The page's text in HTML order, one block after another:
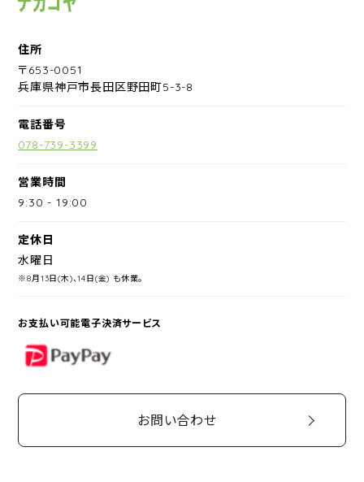
住所
〒653-0051
兵庫県神戸市長田区野田町5-3-8
電話番号
078-739-3399
営業時間
9:30 -19:00
定休日
水曜日
※8月13日(木)、14日(金) も休業。
お支払い可能電子決済サービス
PayPay
お問い合わせ